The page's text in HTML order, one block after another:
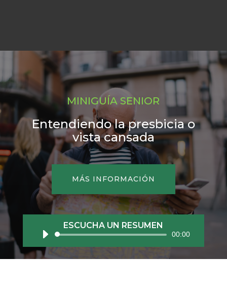
MINIGUÍA SENIOR
Entendiendo la presbicia o
vista cansada
MÁS INFORMACIÓN
ESCUCHA UN RESUMEN
Reproductor
de
audio
00:00